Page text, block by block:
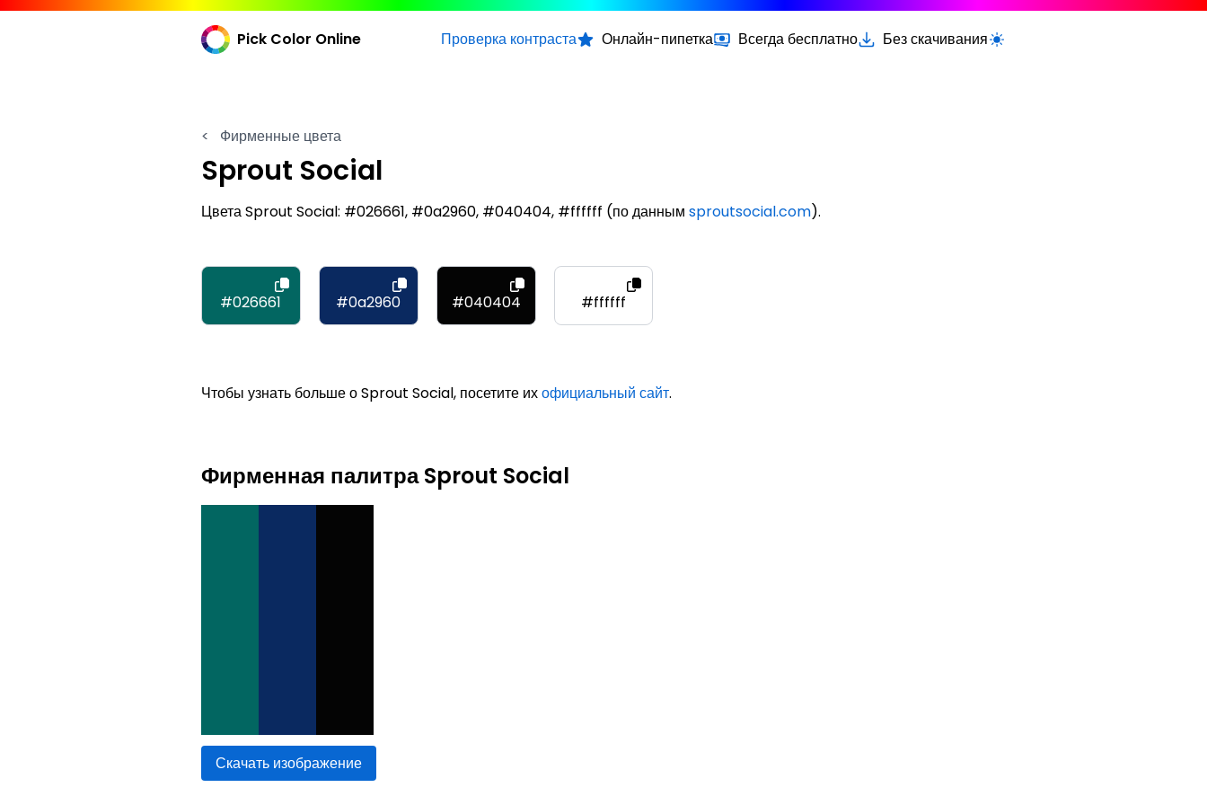
Pick Color Online Проверка контраста Онлайн-пипетка Всегда бесплатно Без скачиванияПереключить светлую/тёмную тему
< Фирменные цвета
Sprout Social
Цвета Sprout Social: #026661, #0a2960, #040404, #ffffff (по данным sproutsocial.com).
#026661 #0a2960 #040404 #ffffff
Чтобы узнать больше о Sprout Social, посетите ихофициальный сайт.
Фирменная палитра Sprout Social
Скачать изображение